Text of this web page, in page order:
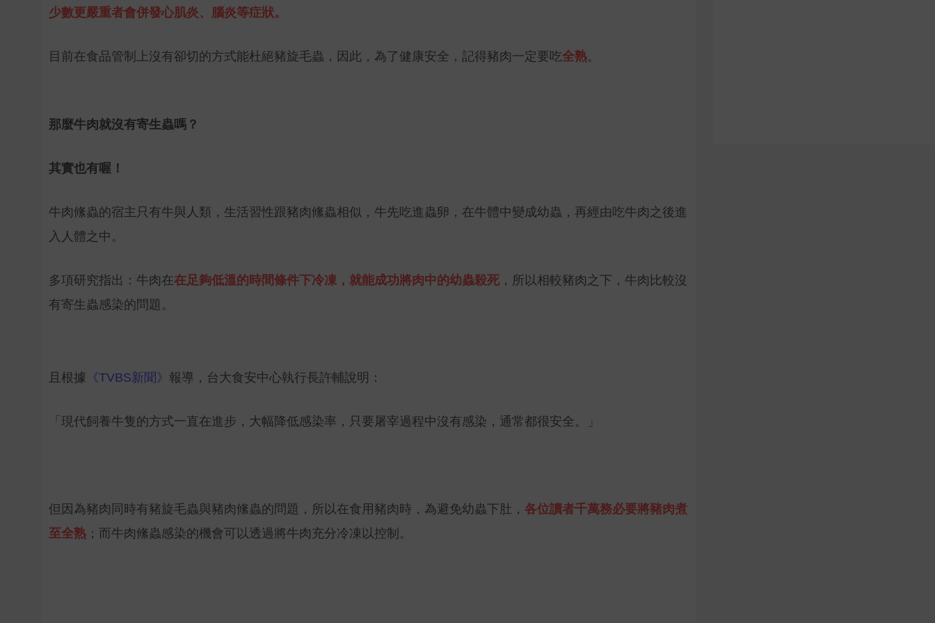
少數更嚴重者會併發心肌炎、腦炎等症狀。
目前在食品管制上沒有卻切的方式能杜絕豬旋毛蟲，因此，為了健康安全，記得豬肉一定要吃全熟。
那麼牛肉就沒有寄生蟲嗎？
其實也有喔！
牛肉絛蟲的宿主只有牛與人類，生活習性跟豬肉絛蟲相似，牛先吃進蟲卵，在牛體中變成幼蟲，再經由吃牛肉之後進
入人體之中。
多項研究指出：牛肉在在足夠低溫的時間條件下冷凍，就能成功將肉中的幼蟲殺死 ，所以相較豬肉之下，牛肉比較沒
有寄生蟲感染的問題。
且根據 《TVBS新聞》 報導， 台大食安中心執行長許輔說明：
「現代飼養牛隻的方式一直在進步，大幅降低感染率，只要屠宰過程中沒有感染，通常都很安全。」
但因為豬肉同時有豬旋毛蟲與豬肉絛蟲的問題，所以在食用豬肉時，為避免幼蟲下肚， 各位讀者千萬務必要將豬肉煮
至全熟 ；而牛肉絛蟲感染的機會可以透過將牛肉充分冷凍以控制。